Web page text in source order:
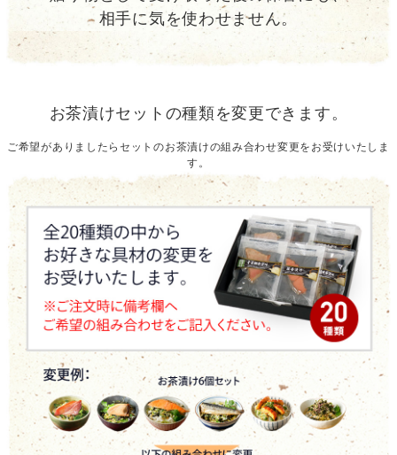
相手に気を使わせません。
お茶漬けセットの種類を変更できます。
ご希望がありましたらセットのお茶漬けの組み合わせ変更をお受けいたしま
す。